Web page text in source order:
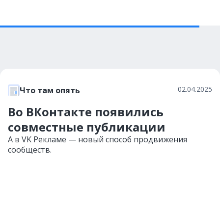
Что там опять 02.04.2025
Во ВКонтакте появились
совместные публикации
А в VK Рекламе — новый способ продвижения
сообществ.